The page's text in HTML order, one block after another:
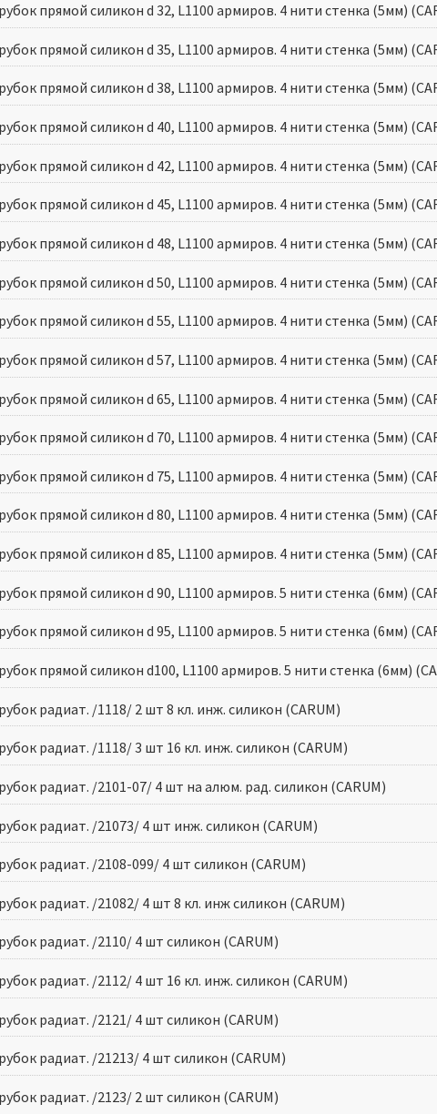
прямой силикон d 32, L1100 армиров. 4 нити стенка (5мм)
прямой силикон d 35, L1100 армиров. 4 нити стенка (5мм)
прямой силикон d 38, L1100 армиров. 4 нити стенка (5мм)
прямой силикон d 40, L1100 армиров. 4 нити стенка (5мм)
прямой силикон d 42, L1100 армиров. 4 нити стенка (5мм)
прямой силикон d 45, L1100 армиров. 4 нити стенка (5мм)
прямой силикон d 48, L1100 армиров. 4 нити стенка (5мм)
прямой силикон d 50, L1100 армиров. 4 нити стенка (5мм)
прямой силикон d 55, L1100 армиров. 4 нити стенка (5мм)
прямой силикон d 57, L1100 армиров. 4 нити стенка (5мм)
прямой силикон d 65, L1100 армиров. 4 нити стенка (5мм)
прямой силикон d 70, L1100 армиров. 4 нити стенка (5мм)
прямой силикон d 75, L1100 армиров. 4 нити стенка (5мм)
прямой силикон d 80, L1100 армиров. 4 нити стенка (5мм)
прямой силикон d 85, L1100 армиров. 4 нити стенка (5мм)
прямой силикон d 90, L1100 армиров. 5 нити стенка (6мм)
прямой силикон d 95, L1100 армиров. 5 нити стенка (6мм)
прямой силикон d100, L1100 армиров. 5 нити стенка (6мм)
радиат. /1118/ 2 шт 8 кл. инж. силикон (CARUM)
радиат. /1118/ 3 шт 16 кл. инж. силикон (CARUM)
радиат. /2101-07/ 4 шт на алюм. рад. силикон (CARUM)
радиат. /21073/ 4 шт инж. силикон (CARUM)
радиат. /2108-099/ 4 шт силикон (CARUM)
радиат. /21082/ 4 шт 8 кл. инж силикон (CARUM)
радиат. /2110/ 4 шт силикон (CARUM)
радиат. /2112/ 4 шт 16 кл. инж. силикон (CARUM)
радиат. /2121/ 4 шт силикон (CARUM)
радиат. /21213/ 4 шт силикон (CARUM)
радиат. /2123/ 2 шт силикон (CARUM)